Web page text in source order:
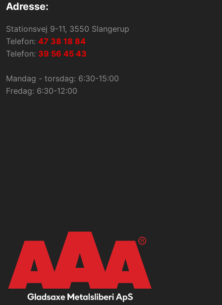
Adresse:​
​Stationsvej 9-11, 3550 Slangerup
Telefon: 47 38 18 84
Telefon: 39 56 45 43
Mandag - torsdag: 6:30-15:00
Fredag: 6:30-12:00